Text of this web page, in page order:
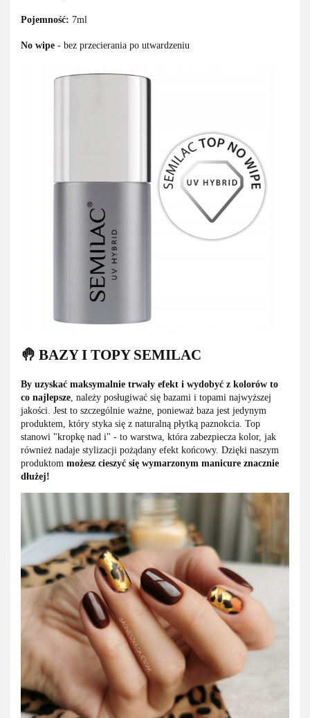
Pojemność: 7ml
No wipe - bez przecierania po utwardzeniu
🤚 BAZY I TOPY SEMILAC
By uzyskać maksymalnie trwały efekt i wydobyć z kolorów to
co najlepsze , należy posługiwać się bazami i topami najwyższej
jakości. Jest to szczególnie ważne, ponieważ baza jest jedynym
produktem, który styka się z naturalną płytką paznokcia. Top
stanowi "kropkę nad i" - to warstwa, która zabezpiecza kolor, jak
również nadaje stylizacji pożądany efekt końcowy. Dzięki naszym
produktom możesz cieszyć się wymarzonym manicure znacznie
dłużej!